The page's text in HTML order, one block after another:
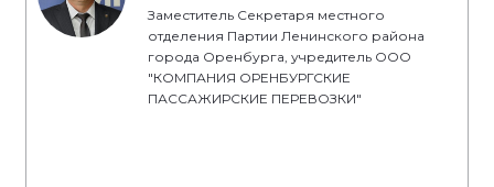
Заместитель Секретаря местного
отделения Партии Ленинского района
города Оренбурга, учредитель ООО
"КОМПАНИЯ ОРЕНБУРГСКИЕ
ПАССАЖИРСКИЕ ПЕРЕВОЗКИ"